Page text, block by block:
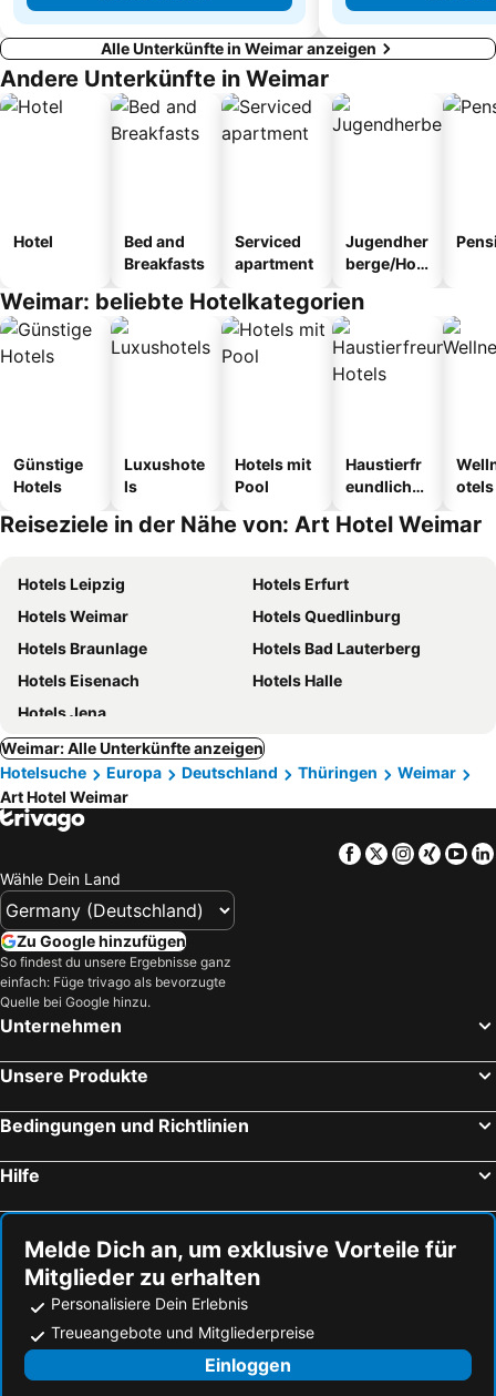
Alle Unterkünfte in Weimar anzeigen
Andere Unterkünfte in Weimar
Hotel
Bed and
Breakfasts
Serviced
apartment
Jugendher
berge/Hos
Weimar: beliebte Hotelkategorien
Günstige
Hotels
Luxushote
ls
Hotels mit
Pool
Haustierfr
eundliche
otels
Reiseziele in der Nähe von: Art Hotel Weimar
Hotels Leipzig
Hotels Erfurt
Hotels Weimar
Hotels Quedlinburg
Hotels Braunlage
Hotels Bad Lauterberg
Hotels Eisenach
Hotels Halle
Hotels Jena
Weimar: Alle Unterkünfte anzeigen
Hotelsuche
Europa Deutschland Thüringen
Weimar
Art Hotel Weimar
Facebook
TwitterXing
Wähle Dein Land
Zu Google hinzufügen
So findest du unsere Ergebnisse ganz
einfach: Füge trivago als bevorzugte
Quelle bei Google hinzu.
Unternehmen
Unsere Produkte
Bedingungen und Richtlinien
Hilfe
Melde Dich an, um exklusive Vorteile für
Mitglieder zu erhalten
Personalisiere Dein Erlebnis
Treueangebote und Mitgliederpreise
Einloggen